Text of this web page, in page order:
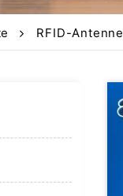
RFID-Antenne